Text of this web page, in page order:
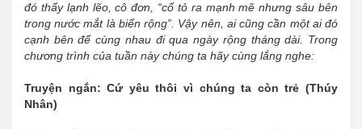
đó thấy lạnh lẽo, cô đơn, “cố tỏ ra mạnh mẽ nhưng sâu bên
trong nước mắt là biển rộng”. Vậy nên, ai cũng cần một ai đó
cạnh bên để cùng nhau đi qua ngày rộng tháng dài. Trong
chương trình của tuần này chúng ta hãy cùng lắng nghe:
Truyện ngắn: Cứ yêu thôi vì chúng ta còn trẻ (Thúy
Nhân)